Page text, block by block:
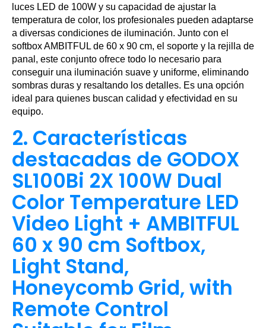
luces LED de 100W y su capacidad de ajustar la
temperatura de color, los profesionales pueden adaptarse
a diversas condiciones de iluminación. Junto con el
softbox AMBITFUL de 60 x 90 cm, el soporte y la rejilla de
panal, este conjunto ofrece todo lo necesario para
conseguir una iluminación suave y uniforme, eliminando
sombras duras y resaltando los detalles. Es una opción
ideal para quienes buscan calidad y efectividad en su
equipo.
2. Características
destacadas de GODOX
SL100Bi 2X 100W Dual
Color Temperature LED
Video Light + AMBITFUL
60 x 90 cm Softbox,
Light Stand,
Honeycomb Grid, with
Remote Control